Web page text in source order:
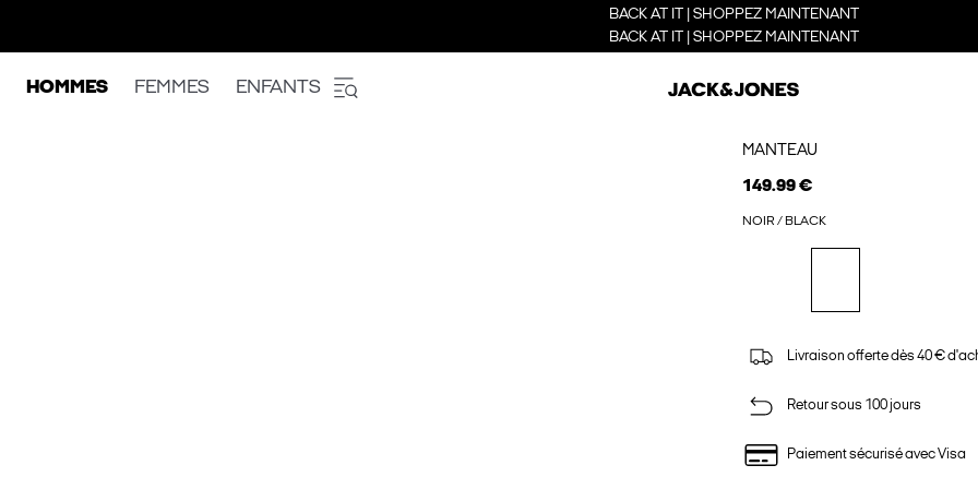
BACK AT IT | SHOPPEZ MAINTENANT
BACK AT IT | SHOPPEZ MAINTENANT
HOMMES FEMMES ENFANTS
MANTEAU
149.99 €
NOIR / BLACK
Livraison offerte dès 40 €
Retour sous 100 jours
Paiement sécurisé avec Visa